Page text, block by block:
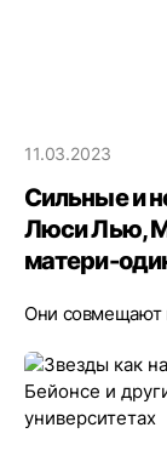
11.03.2023
Сильные и
Люси Лью,
матери-
Они совмещают